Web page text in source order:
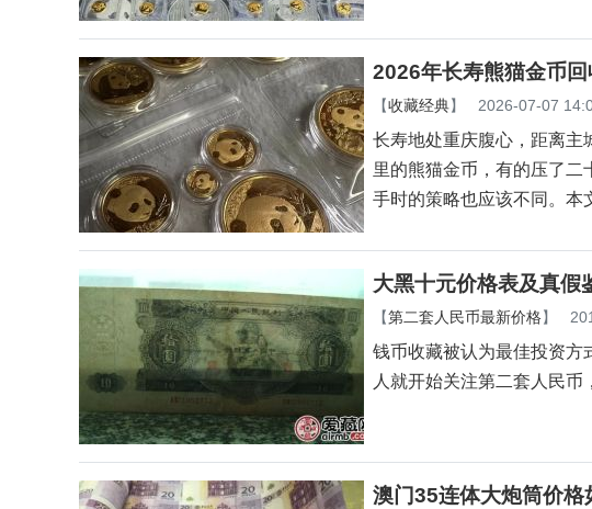
2026年长寿熊猫金币
【收藏经典】 2026-07-07
长寿地处重庆腹心，距离主
里的熊猫金币，有的压了
手时的策略也应该不同。本
大黑十元价格表及真假
【第二套人民币最新价格】
钱币收藏被认为最佳投资方
人就开始关注第二套人民币
澳门35连体大炮筒价格